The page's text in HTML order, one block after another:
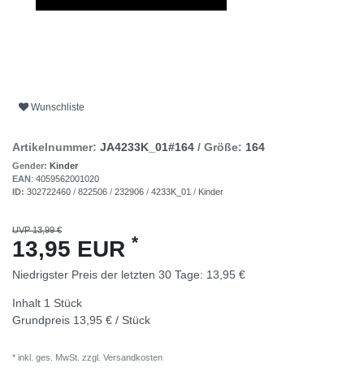
Wunschliste
Artikelnummer: JA4233K_01#164 / Größe: 164
Gender: Kinder
EAN: 4059562001020
ID: 302722460 / 822506 / 232906 / 4233K_01 / Kinder
UVP 13,99 €
13,95 EUR *
Niedrigster Preis der letzten 30 Tage: 13,95 €
Inhalt 1 Stück
Grundpreis 13,95 € / Stück
* inkl. ges. MwSt. zzgl. Versandkosten